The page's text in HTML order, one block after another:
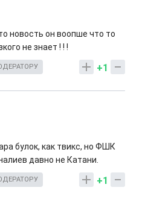
новость он воопше что то
не знает ! ! !
+1
булок, как твикс, но ФШК
давно не Катани.
+1